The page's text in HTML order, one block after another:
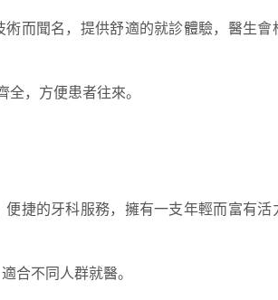
聞名，提供舒適的就診體驗，醫生會
，方便患者往來。
的牙科服務，擁有一支年輕而富有活
合不同人群就醫。